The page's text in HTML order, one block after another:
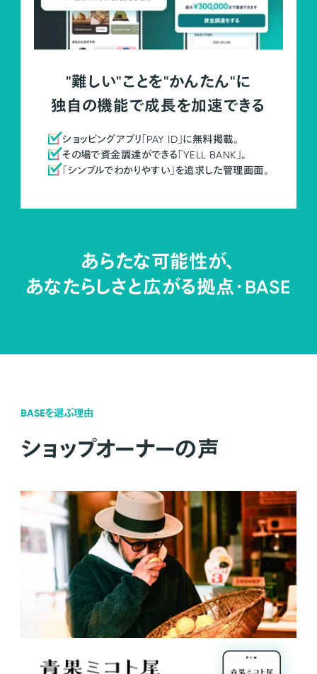
"難しい"ことを"かんたん"に
独自の機能で成長を加速できる
ショッピングアプリ「PAY ID」に無料掲載。
その場で資金調達ができる「YELL BANK」。
「シンプルでわかりやすい」を追求した管理画面。
あらたな可能性が、
あなたらしさと広がる拠点・BASE
BASEを選ぶ理由
ショップオーナーの声